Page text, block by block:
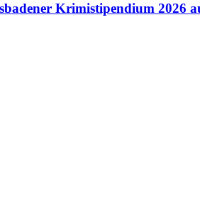
Krimistipendium 2026